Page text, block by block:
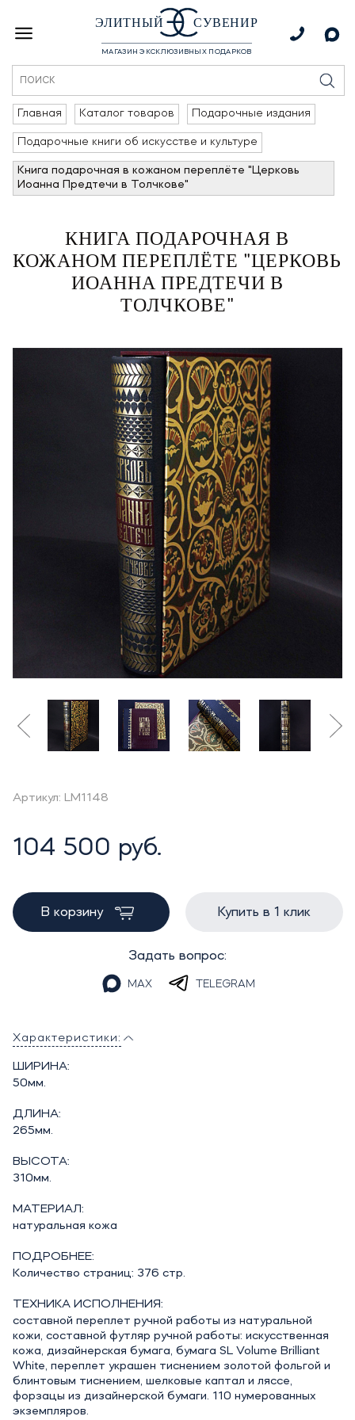
ЭЛИТНЫЙ СУВЕНИР
МАГАЗИН ЭКСКЛЮЗИВНЫХ ПОДАРКОВ
Главная Каталог товаров Подарочные издания
Подарочные книги об искусстве и культуре
Книга подарочная в кожаном переплёте "Церковь
Иоанна Предтечи в Толчкове"
КНИГА ПОДАРОЧНАЯ В
КОЖАНОМ ПЕРЕПЛЁТЕ "ЦЕРКОВЬ
ИОАННА ПРЕДТЕЧИ В
ТОЛЧКОВЕ"
Артикул: LM1148
104 500 руб.
В корзину Купить в 1 клик
Задать вопрос:
MAX TELEGRAM
Характеристики:
ШИРИНА:
50мм.
ДЛИНА:
265мм.
ВЫСОТА:
310мм.
МАТЕРИАЛ:
натуральная кожа
ПОДРОБНЕЕ:
Количество страниц: 376 стр.
ТЕХНИКА ИСПОЛНЕНИЯ:
составной переплет ручной работы из натуральной
кожи, составной футляр ручной работы: искусственная
кожа, дизайнерская бумага, бумага SL Volume Brilliant
White, переплет украшен тиснением золотой фольгой и
блинтовым тиснением, шелковые каптал и ляссе,
форзацы из дизайнерской бумаги. 110 нумерованных
экземпляров.